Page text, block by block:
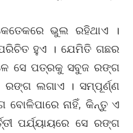
ଭୁଲ ରହିଥାଏ ।
ହୁଏ । ଯେମିତି ଗଛର
ସେ ପତ୍ରକୁ ସବୁଜ ରଙ୍ଗ
ଲଗାଏ । ସମ୍ପୂର୍ଣ୍ଣ
ନାହିଁ, କିନ୍ତୁ ଏ
ପର୍ଯ୍ୟାୟରେ ସେ ରଙ୍ଗ